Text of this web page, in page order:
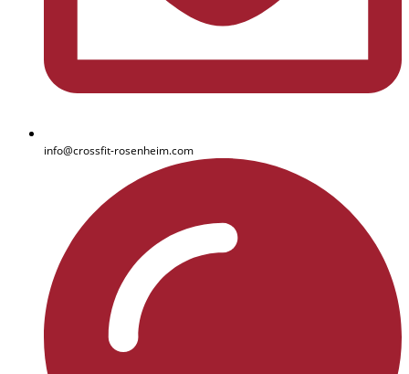
info@crossfit-rosenheim.com